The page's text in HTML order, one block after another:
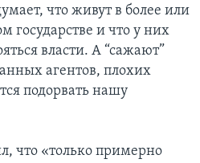
что живут в более или
государстве и что у них
власти. А “сажают”
агентов, плохих
подорвать нашу
что «только примерно